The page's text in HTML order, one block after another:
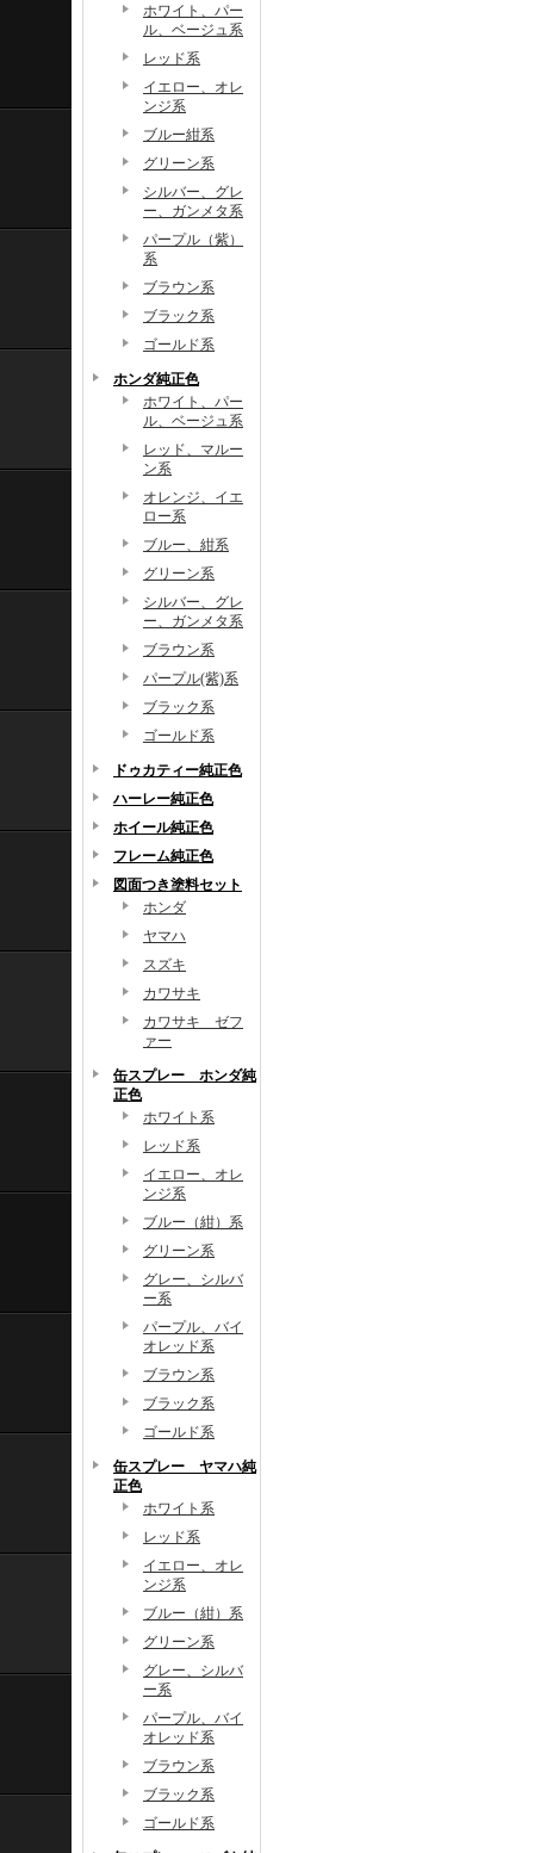
ホワイト、パー
ル、ベージュ系
レッド系
イエロー、オレ
ンジ系
ブルー紺系
グリーン系
シルバー、グレ
ー、ガンメタ系
パープル（紫）
系
ブラウン系
ブラック系
ゴールド系
ホンダ純正色
ホワイト、パー
ル、ベージュ系
レッド、マルー
ン系
オレンジ、イエ
ロー系
ブルー、紺系
グリーン系
シルバー、グレ
ー、ガンメタ系
ブラウン系
パープル(紫)系
ブラック系
ゴールド系
ドゥカティー純正色
ハーレー純正色
ホイール純正色
フレーム純正色
図面つき塗料セット
ホンダ
ヤマハ
スズキ
カワサキ
カワサキ ゼフ
ァー
缶スプレー ホンダ純
正色
ホワイト系
レッド系
イエロー、オレ
ンジ系
ブルー（紺）系
グリーン系
グレー、シルバ
ー系
パープル、バイ
オレッド系
ブラウン系
ブラック系
ゴールド系
缶スプレー ヤマハ純
正色
ホワイト系
レッド系
イエロー、オレ
ンジ系
ブルー（紺）系
グリーン系
グレー、シルバ
ー系
パープル、バイ
オレッド系
ブラウン系
ブラック系
ゴールド系